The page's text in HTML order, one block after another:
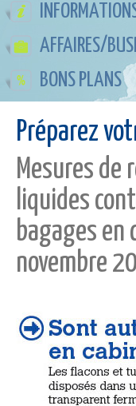
AFFAIRES/
BONS PLANS
Préparez
Mesures
liquides
bagages en
novembre